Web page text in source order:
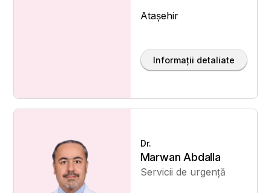
Ataşehir
Informații detaliate
Dr.
Marwan Abdalla
Servicii de urgență